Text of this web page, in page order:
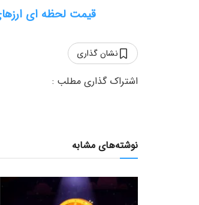
قیمت لحظه ای
نشان گذاری
نوشته‌های مشابه